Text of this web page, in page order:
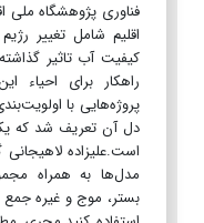
فناوری پژوهشگاه ملی
اقلیم شامل تغییر
کیفیت آب تاثیر
راهکار برای احیاء
دل آن تعریف شد که یکی
است.علیزاده
مدل‌ها به همراه
بستر، موج و غیره جمع